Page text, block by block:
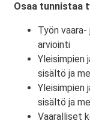
Osaa tunnistaa
Työn
arviointi
Yleisimpien
sisältö ja
Yleisimpien
sisältö ja
Vaaralliset